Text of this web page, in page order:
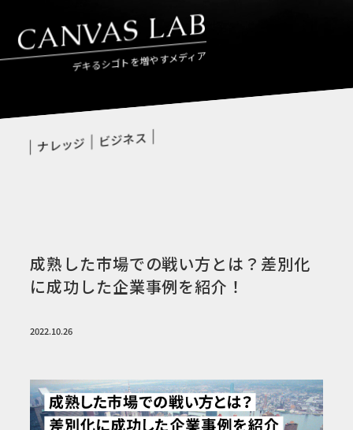
CANVAS LAB
デキるシゴトを増やすメディア
ナレッジ ビジネス
成熟した市場での戦い方とは？差別化
に成功した企業事例を紹介！
2022.10.26